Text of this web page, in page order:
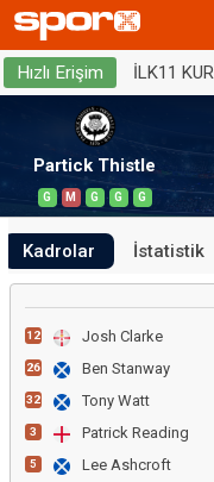
Hızlı Erişim İLK11 KUR
Partick Thistle
G M G G G
Kadrolar İstatistik
12 Josh Clarke
26 Ben Stanway
32 Tony Watt
3 Patrick Reading
5 Lee Ashcroft